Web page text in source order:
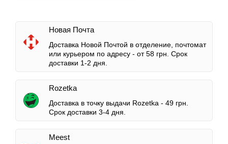
Новая Почта
Доставка Новой Почтой в отделение, почтомат
или курьером по адресу - от 58 грн. Срок
доставки 1-2 дня.
Rozetka
Доставка в точку выдачи Rozetka - 49 грн.
Срок доставки 3-4 дня.
Meest